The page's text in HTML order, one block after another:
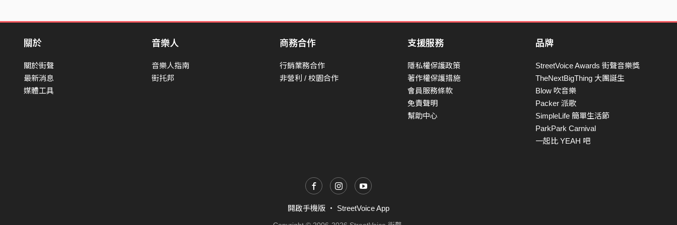
關於
關於街聲
最新消息
媒體工具
音樂人
音樂人指南
街托邦
商務合作
行銷業務合作
非營利 / 校園合作
支援服務
隱私權保護政策
著作權保護措施
會員服務條款
免責聲明
幫助中心
品牌
StreetVoice Awards 街聲音樂獎
TheNextBigThing 大團誕生
Blow 吹音樂
Packer 派歌
SimpleLife 簡單生活節
ParkPark Carnival
一起比 YEAH 吧
開啟手機版 ・ StreetVoice App